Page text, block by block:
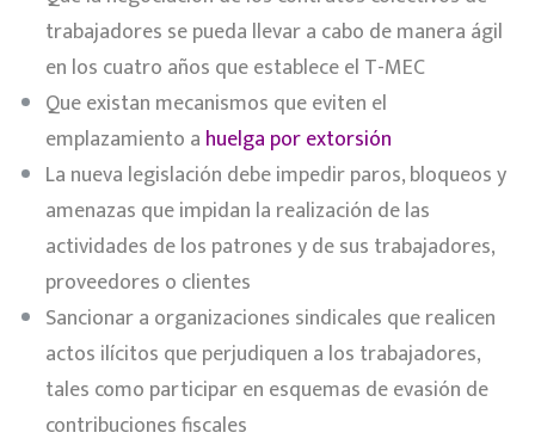
trabajadores se pueda llevar a cabo de manera ágil
en los cuatro años que establece el T-MEC
Que existan mecanismos que eviten el
emplazamiento a huelga por extorsión
La nueva legislación debe impedir paros, bloqueos y
amenazas que impidan la realización de las
actividades de los patrones y de sus trabajadores,
proveedores o clientes
Sancionar a organizaciones sindicales que realicen
actos ilícitos que perjudiquen a los trabajadores,
tales como participar en esquemas de evasión de
contribuciones fiscales